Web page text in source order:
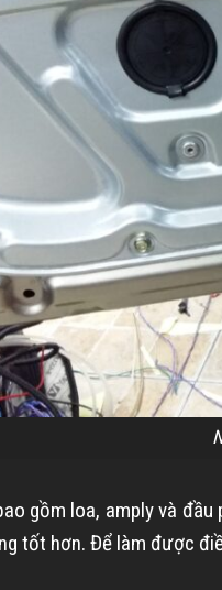
gồm loa, amply và
tốt hơn. Để làm được